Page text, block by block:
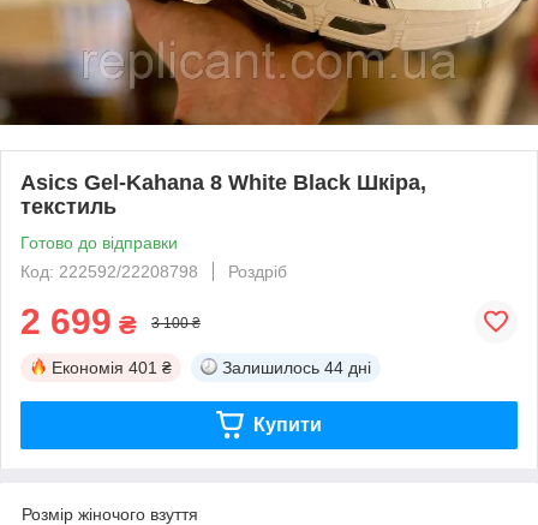
Asics Gel-Kahana 8 White Black Шкіра,
текстиль
Готово до відправки
Код: 222592/22208798
Роздріб
2 699 ₴ 3 100 ₴
Економія 401 ₴ Залишилось 44 дні
Купити
Розмір жіночого взуття